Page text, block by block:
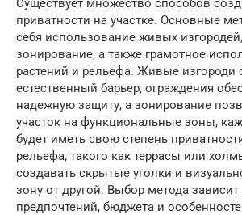
Существует множество способов
приватности на участке. Основные
себя использование живых
зонирование, а также грамотное
растений и рельефа. Живые изгороди
естественный барьер, ограждения
надежную защиту, а зонирование
участок на функциональные зоны,
будет иметь свою степень
рельефа, такого как террасы или
создавать скрытые уголки и
зону от другой. Выбор метода
предпочтений, бюджета и